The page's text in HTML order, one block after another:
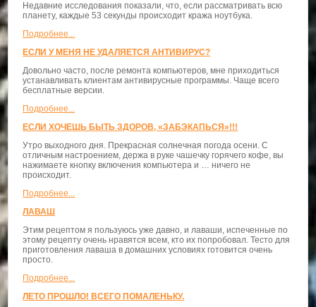
Недавние исследования показали, что, если рассматривать всю
планету, каждые 53 секунды происходит кража ноутбука.
Подробнее...
ЕСЛИ У МЕНЯ НЕ УДАЛЯЕТСЯ АНТИВИРУС?
Довольно часто, после ремонта компьютеров, мне приходиться
устанавливать клиентам антивирусные программы. Чаще всего
бесплатные версии.
Подробнее...
ЕСЛИ ХОЧЕШЬ БЫТЬ ЗДОРОВ, «ЗАБЭКАПЬСЯ»!!!
Утро выходного дня. Прекрасная солнечная погода осени. С
отличным настроением, держа в руке чашечку горячего кофе, вы
нажимаете кнопку включения компьютера и … ничего не
происходит.
Подробнее...
ЛАВАШ
Этим рецептом я пользуюсь уже давно, и лаваши, испеченные по
этому рецепту очень нравятся всем, кто их попробовал. Тесто для
приготовления лаваша в домашних условиях готовится очень
просто.
Подробнее...
ЛЕТО ПРОШЛО! ВСЕГО ПОМАЛЕНЬКУ.